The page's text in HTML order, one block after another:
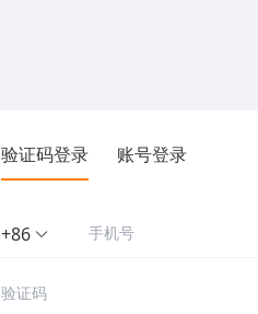
验证码登录 账号登录
+86